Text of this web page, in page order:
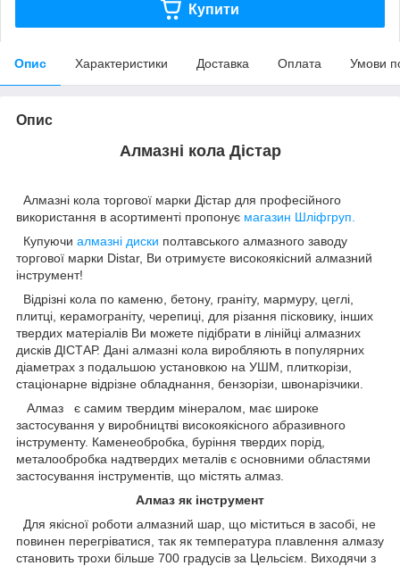
Купити
Опис Характеристики Доставка Оплата Умови
Опис
Алмазні кола Дістар
Алмазні кола торгової марки Дістар для професійного
використання в асортименті пропонує магазин Шліфгруп.
Купуючи алмазні диски полтавського алмазного заводу
торгової марки Distar, Ви отримуєте високоякісний алмазний
інструмент!
Відрізні кола по каменю, бетону, граніту, мармуру, цеглі,
плитці, керамограніту, черепиці, для різання пісковику, інших
твердих матеріалів Ви можете підібрати в лінійці алмазних
дисків ДІСТАР. Дані алмазні кола виробляють в популярних
діаметрах з подальшою установкою на УШМ, плиткорізи,
стаціонарне відрізне обладнання, бензорізи, швонарізчики.
Алмаз є самим твердим мінералом, має широке
застосування у виробництві високоякісного абразивного
інструменту. Каменеобробка, буріння твердих порід,
металообробка надтвердих металів є основними областями
застосування інструментів, що містять алмаз.
Алмаз як інструмент
Для якісної роботи алмазний шар, що міститься в засобі, не
повинен перегріватися, так як температура плавлення алмазу
становить трохи більше 700 градусів за Цельсієм. Виходячи з